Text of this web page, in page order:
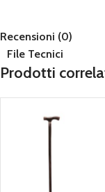
Recensioni (0)
File Tecnici
Prodotti